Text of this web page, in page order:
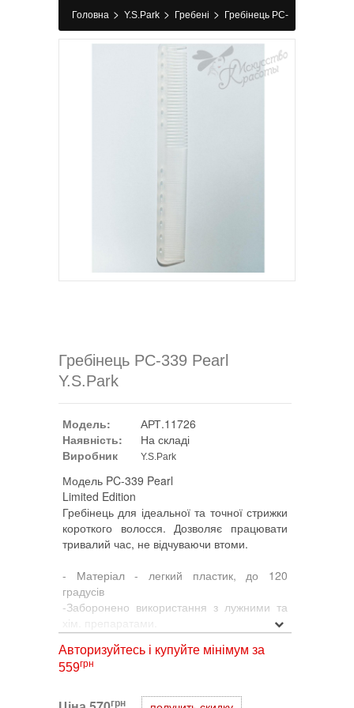
Головна > Y.S.Park > Гребені > Гребінець PC-
339 Pearl Y.S.Park
Гребінець PC-339 Pearl
Y.S.Park
Модель:
АРТ.11726
Наявність:
На складі
Виробник
Y.S.Park
Модель PC-339 Pearl
Limited Edition
Гребінець для ідеальної та точної стрижки
короткого волосся. Дозволяє працювати
тривалий час, не відчуваючи втоми.
- Матеріал - легкий пластик, до 120
градусів
-Заборонено використання з лужними та
хім. препаратами.
- Перший укорочений зубець дозволяє
відокремлювати пасма легше та швидше
- Отвори в обушці гребінця, розташовані
лінійка.
Авторизуйтесь і купуйте мінімум за
559грн
грн